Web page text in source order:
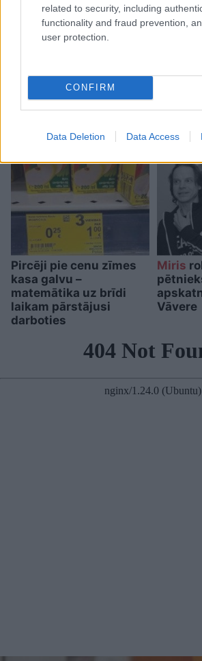
related to security, including
functionality and fraud prevention,
user protection.
CONFIRM
Data Deletion Data Access
automobiļi uz
turam īkšķus, lai
Pircēji pie cenu zīmes
kasa galvu –
matemātika uz brīdi
laikam pārstājusi
darboties
Miris
Vāvere